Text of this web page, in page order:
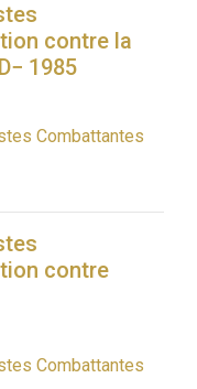
contre la
1985
Combattantes
contre
Combattantes